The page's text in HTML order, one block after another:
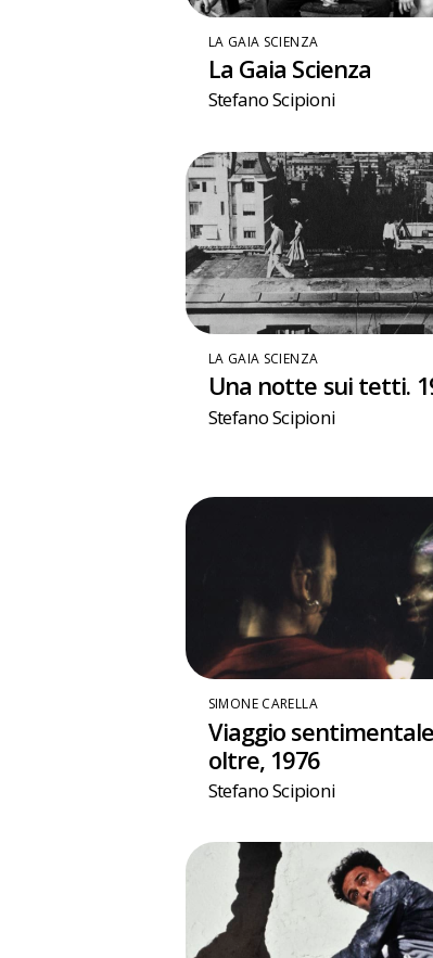
LA GAIA SCIENZA
La Gaia Scienza
Stefano Scipioni
LA GAIA SCIENZA
Una notte sui tetti.
Stefano Scipioni
SIMONE CARELLA
Viaggio
oltre, 1976
Stefano Scipioni